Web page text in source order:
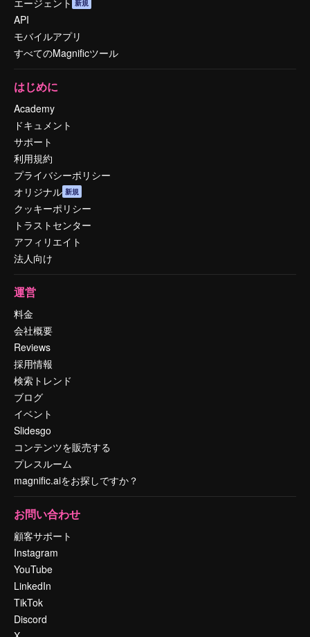
新規
API
モバイルアプリ
すべてのMagnificツール
はじめに
Academy
ドキュメント
サポート
利用規約
プライバシーポリシー
オリジナル 新規
クッキーポリシー
トラストセンター
アフィリエイト
法人向け
運営
料金
会社概要
Reviews
採用情報
検索トレンド
ブログ
イベント
Slidesgo
コンテンツを販売する
プレスルーム
magnific.aiをお探しですか？
お問い合わせ
顧客サポート
Instagram
YouTube
LinkedIn
TikTok
Discord